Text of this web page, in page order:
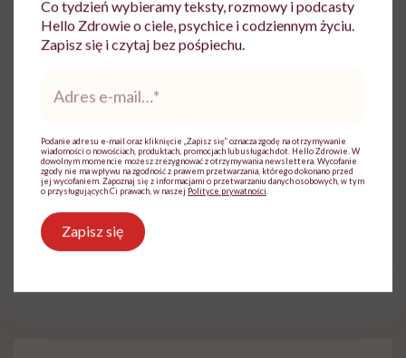
Z czytania, gadania i pisania uczyniła
sposób na życie. Pracowała w Wirtualnej
Polsce i TVN. W Hello Zdrowie jest
Zobacz profil
Udostępnij
Powiązane tematy:
Co tydzień wybieramy teksty, rozmowy i podcasty
Hello Zdrowie o ciele, psychice i codziennym życiu.
Zapisz się i czytaj bez pośpiechu.
mail*
Podanie adresu e-mail oraz kliknięcie „Zapisz się” oznacza zgodę na otrzymywanie
wiadomości o nowościach, produktach, promocjach lub usługach dot. Hello Zdrowie. W
dowolnym momencie możesz zrezygnować z otrzymywania newslettera. Wycofanie
zgody nie ma wpływu na zgodność z prawem przetwarzania, którego dokonano przed
jej wycofaniem. Zapoznaj się z informacjami o przetwarzaniu danych osobowych, w tym
o przysługujących Ci prawach, w naszej Polityce prywatności
Zapisz się